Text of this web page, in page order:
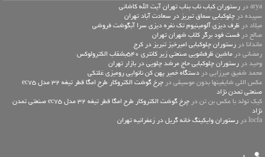
arya در
رستوران کباب ناب بناب تهران آیت الله کاشانی
سپیده در چلوکبابی سماق تبریز در سعادت آباد تهران
میلاد در ظرف دیزی آلومینیوم تک نفره دیزی سرا آبگوشت فروشی
صالح در فست فود برگر کلاب شهران تهران
ماندانا در رستوران چلوکبابی امیرخیز تبریز در کرج
رمضانی در ماشین ظرفشویی صنعتی زیر کانتری 540بشقاب الکترولوکس
وحید در رستوران چلوکبابی حاج مرشد چلویی در بازار تهران
محمد شفیق میرزایی در دستگاه خمیر پهن کن نانوایی رومیزی غلتکی
عكس اللي شايفينها بدون موسيقى در
چرخ گوشت الکتروکار طرح امگا قطر تیغه 32 مدل ec75
صنعتی تمدن نژاد
کیک تولد با عکس بن تن در
چرخ گوشت الکتروکار طرح امگا قطر تیغه 32 مدل ec75 صنعتی تمدن
نژاد
locfa در
رستوران وایکینگ خانه گریل در زعفرانیه تهران